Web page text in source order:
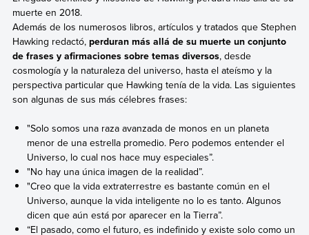
muerte en 2018.
Además de los numerosos libros, artículos y tratados que Stephen
Hawking redactó, perduran más allá de su muerte un conjunto
de frases y afirmaciones sobre temas diversos, desde
cosmología y la naturaleza del universo, hasta el ateísmo y la
perspectiva particular que Hawking tenía de la vida. Las siguientes
son algunas de sus más célebres frases:
"Solo somos una raza avanzada de monos en un planeta
menor de una estrella promedio. Pero podemos entender el
Universo, lo cual nos hace muy especiales”.
"No hay una única imagen de la realidad”.
"Creo que la vida extraterrestre es bastante común en el
Universo, aunque la vida inteligente no lo es tanto. Algunos
dicen que aún está por aparecer en la Tierra”.
“El pasado, como el futuro, es indefinido y existe solo como un